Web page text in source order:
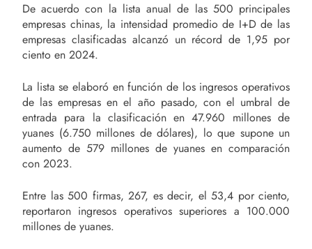
De acuerdo con la lista anual de las 500 principales
empresas chinas, la intensidad promedio de I+D de las
empresas clasificadas alcanzó un récord de 1,95 por
ciento en 2024.
La lista se elaboró en función de los ingresos operativos
de las empresas en el año pasado, con el umbral de
entrada para la clasificación en 47.960 millones de
yuanes (6.750 millones de dólares), lo que supone un
aumento de 579 millones de yuanes en comparación
con 2023.
Entre las 500 firmas, 267, es decir, el 53,4 por ciento,
reportaron ingresos operativos superiores a 100.000
millones de yuanes.